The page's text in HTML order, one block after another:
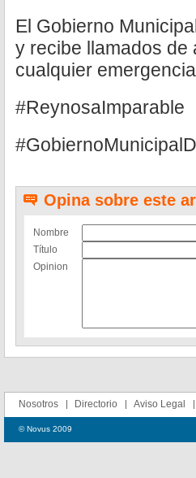
El Gobierno
y recibe llamados de
cualquier
#ReynosaImparable
Opina sobre este
Nombre
Título
Opinion
Nosotros Directorio Aviso Legal
© Novus 2009